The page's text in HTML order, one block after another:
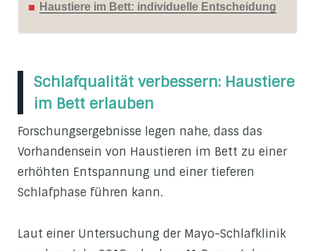
Haustiere im Bett: individuelle Entscheidung
Schlafqualität verbessern: Haustiere
im Bett erlauben
Forschungsergebnisse legen nahe, dass das
Vorhandensein von Haustieren im Bett zu einer
erhöhten Entspannung und einer tieferen
Schlafphase führen kann.
Laut einer Untersuchung der Mayo-Schlafklinik